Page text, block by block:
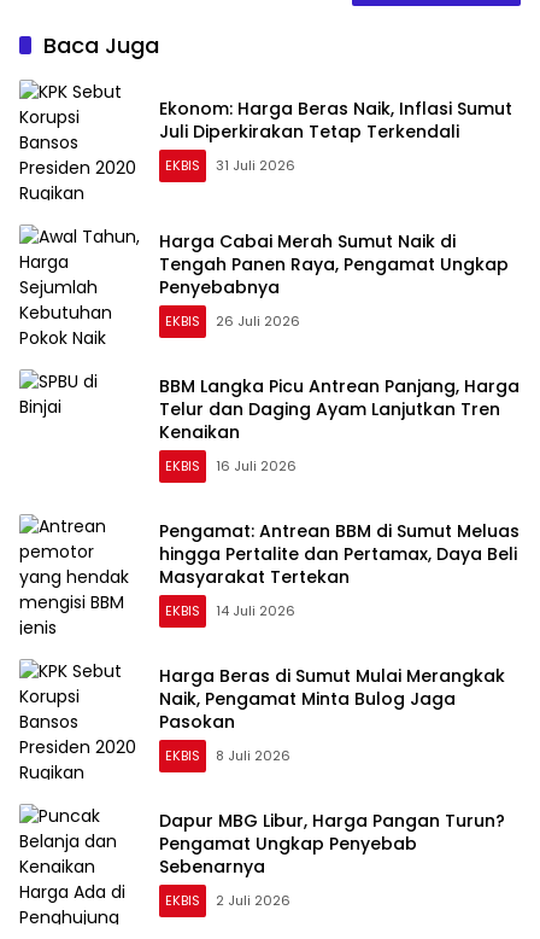
Baca Juga
Ekonom: Harga Beras Naik, Inflasi Sumut
Juli Diperkirakan Tetap Terkendali
EKBIS 31 Juli 2026
Harga Cabai Merah Sumut Naik di
Tengah Panen Raya, Pengamat Ungkap
Penyebabnya
EKBIS 26 Juli 2026
BBM Langka Picu Antrean Panjang, Harga
Telur dan Daging Ayam Lanjutkan Tren
Kenaikan
EKBIS 16 Juli 2026
Pengamat: Antrean BBM di Sumut Meluas
hingga Pertalite dan Pertamax, Daya Beli
Masyarakat Tertekan
EKBIS 14 Juli 2026
Harga Beras di Sumut Mulai Merangkak
Naik, Pengamat Minta Bulog Jaga
Pasokan
EKBIS 8 Juli 2026
Dapur MBG Libur, Harga Pangan Turun?
Pengamat Ungkap Penyebab
Sebenarnya
EKBIS 2 Juli 2026